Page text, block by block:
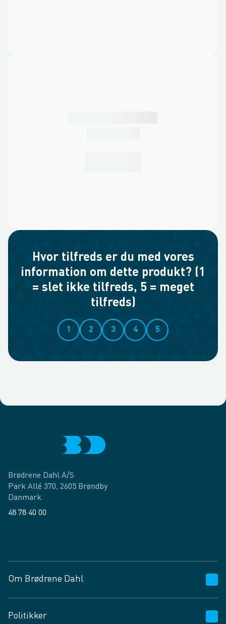
Hvor tilfreds er du med vores
information om dette produkt? (1
= slet ikke tilfreds, 5 = meget
tilfreds)
1 2 3 4 5
Brødrene Dahl A/S
Park Allé 370, 2605 Brøndby
Danmark
48 78 40 00
Om Brødrene Dahl
Vagttelefon 30 10 89 89
Politikker